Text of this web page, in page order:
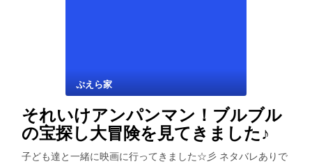
ぷえら家
それいけアンパンマン！ブルブル
の宝探し大冒険を見てきました♪
子ども達と一緒に映画に行ってきました☆彡 ネタバレありで